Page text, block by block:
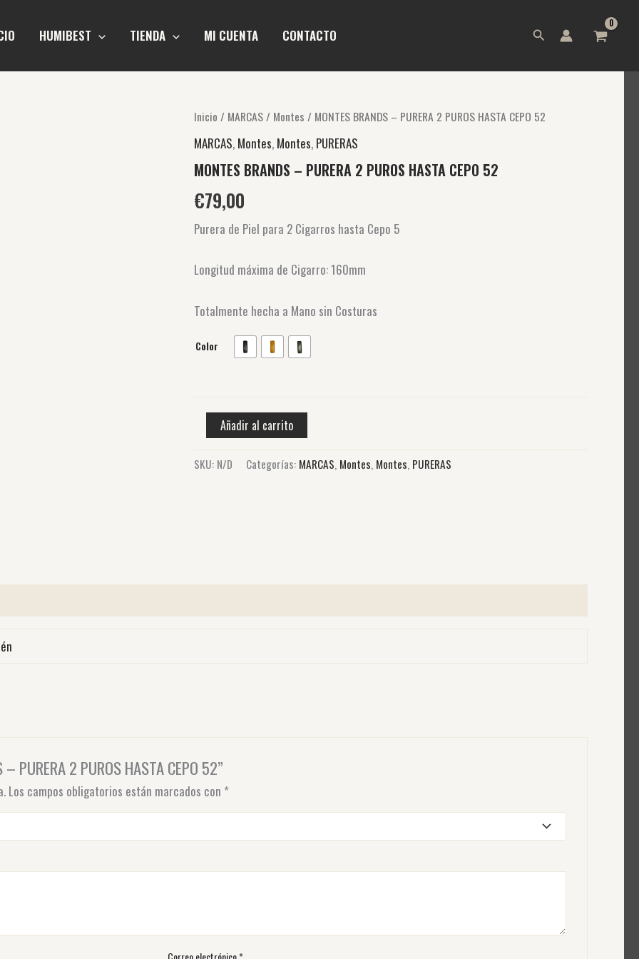
HUMIBEST TIENDA MI CUENTA CONTACTO Buscar
Inicio / MARCAS/ Montes / MONTES BRANDS – PURERA 2 PUROS HASTA CEPO 52
MARCAS, Montes, Montes, PURERAS
MONTES BRANDS – PURERA 2 PUROS HASTA CEPO 52
€79,00
Purera de Piel para 2 Cigarros hasta Cepo 5
Longitud máxima de Cigarro: 160mm
Totalmente hecha a Mano sin Costuras
Color
MONTES
-
2
HASTA
52
Añadir al carrito
SKU: N/D Categorías: MARCAS, Montes, Montes, PURERAS
PURERA 2 PUROS HASTA CEPO 52”
Los campos obligatorios están marcados con *